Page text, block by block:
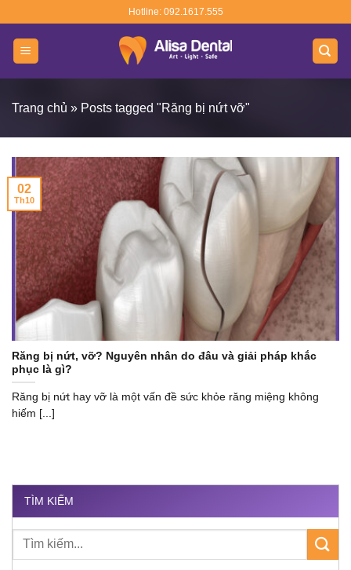
content
Hotline: 092.1617.555
Trang chủ » Posts tagged "Răng bị nứt vỡ"
Răng bị nứt, vỡ? Nguyên nhân do đâu và giải pháp khắc
phục là gì?
Răng bị nứt hay vỡ là một vấn đề sức khỏe răng miệng không
hiếm [...]
02
Th10
TÌM KIẾM